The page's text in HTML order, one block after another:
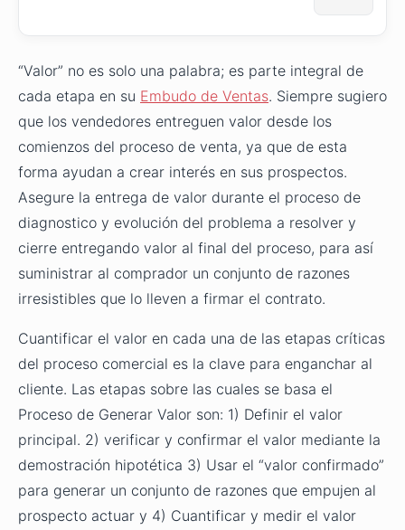
“Valor” no es solo una palabra; es parte integral de
cada etapa en su Embudo de Ventas. Siempre sugiero
que los vendedores entreguen valor desde los
comienzos del proceso de venta, ya que de esta
forma ayudan a crear interés en sus prospectos.
Asegure la entrega de valor durante el proceso de
diagnostico y evolución del problema a resolver y
cierre entregando valor al final del proceso, para así
suministrar al comprador un conjunto de razones
irresistibles que lo lleven a firmar el contrato.
Cuantificar el valor en cada una de las etapas críticas
del proceso comercial es la clave para enganchar al
cliente. Las etapas sobre las cuales se basa el
Proceso de Generar Valor son: 1) Definir el valor
principal. 2) verificar y confirmar el valor mediante la
demostración hipotética 3) Usar el “valor confirmado”
para generar un conjunto de razones que empujen al
prospecto actuar y 4) Cuantificar y medir el valor